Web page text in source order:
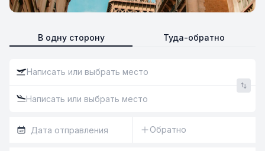
В одну сторону Туда-обратно
Обратно